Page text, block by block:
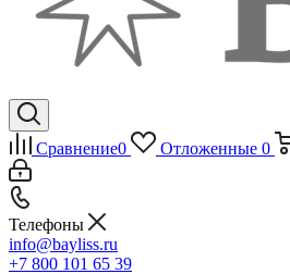
Сравнение0 Отложенные 0
Телефоны
info@bayliss.ru
+7 800 101 65 39